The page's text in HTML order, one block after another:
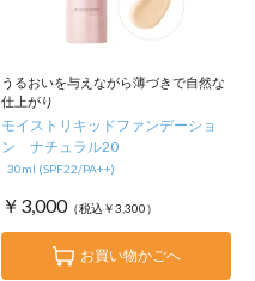
うるおいを与えながら薄づきで自然な
仕上がり
モイストリキッドファンデーショ
ン ナチュラル20
30ml (SPF22/PA++)
￥3,000（税込￥3,300）
お買い物かごへ